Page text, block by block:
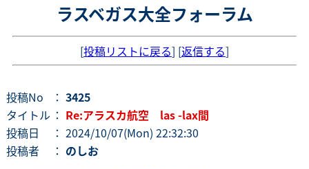
ラスベガス大全フォーラム
[投稿リストに戻る] [返信する]
投稿No ： 3425
タイトル ： Re:アラスカ航空 las -lax間
投稿日
： 2024/10/07(Mon) 22:32:30
投稿者
： のしお